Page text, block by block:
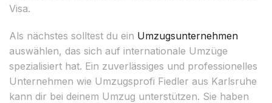
Visa.
Als nächstes solltest du ein Umzugsunternehmen
auswählen, das sich auf internationale Umzüge
spezialisiert hat. Ein zuverlässiges und professionelles
Unternehmen wie Umzugsprofi Fiedler aus Karlsruhe
kann dir bei deinem Umzug unterstützen. Sie haben